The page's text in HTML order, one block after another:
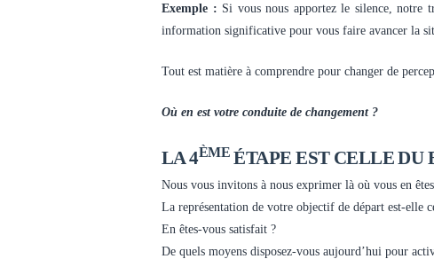
Exemple : Si vous nous apportez le silence, notre
information significative pour vous faire avancer la
Tout est matière à comprendre pour changer de
Où en est votre conduite de changement ?
LA 4ÈME ÉTAPE EST CELLE DU
Nous vous invitons à nous exprimer là où vous en
La représentation de votre objectif de départ est-elle
En êtes-vous satisfait ?
De quels moyens disposez-vous aujourd’hui pour